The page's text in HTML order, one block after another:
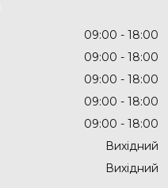
09:00
18:00
09:00
18:00
09:00
18:00
09:00
18:00
09:00
18:00
Вихідний
Вихідний